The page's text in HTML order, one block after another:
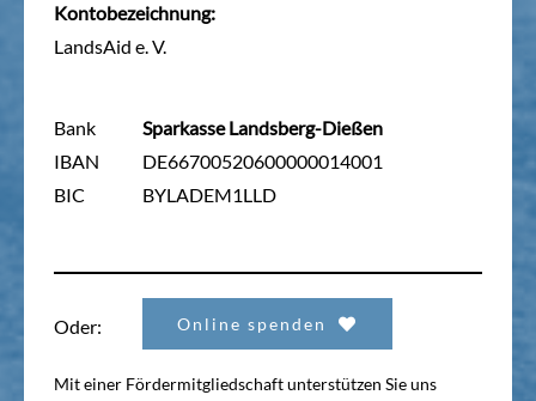
Kontobezeichnung:
LandsAid e. V.
Bank
IBAN
BIC
Sparkasse Landsberg-Dießen
DE66700520600000014001
BYLADEM1LLD
Oder: Online spenden
Mit einer Fördermitgliedschaft unterstützen Sie uns